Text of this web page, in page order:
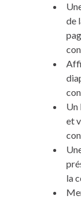
de
Un
et
la